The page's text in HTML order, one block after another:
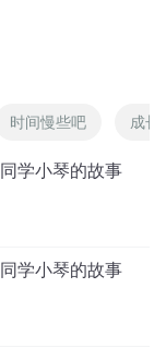
时间慢些吧 成长
学小琴的故事
学小琴的故事